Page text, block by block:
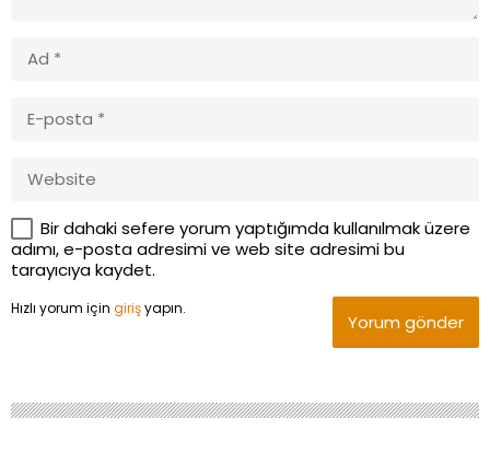
Bir dahaki sefere yorum yaptığımda kullanılmak üzere
adımı, e-posta adresimi ve web site adresimi bu
tarayıcıya kaydet.
Hızlı yorum için girişyapın.
Yorum gönder